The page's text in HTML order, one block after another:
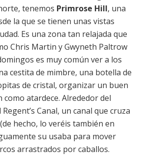
tenemos Primrose Hill, una
la que se tienen unas vistas
Es una zona tan relajada que
Chris Martin y Gwyneth Paltrow
es muy común ver a los
cestita de mimbre, una botella de
de cristal, organizar un buen
como atardece. Alrededor del
Canal, un canal que cruza
hecho, lo veréis también en
su usaba para mover
arrastrados por caballos.